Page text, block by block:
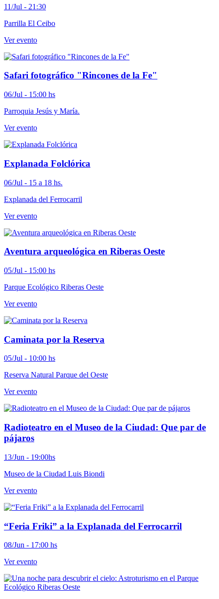
11/Jul - 21:30
Parrilla El Ceibo
Ver evento
Safari fotográfico "Rincones de la Fe"
06/Jul - 15:00 hs
Parroquia Jesús y María.
Ver evento
Explanada Folclórica
06/Jul - 15 a 18 hs.
Explanada del Ferrocarril
Ver evento
Aventura arqueológica en Riberas Oeste
05/Jul - 15:00 hs
Parque Ecológico Riberas Oeste
Ver evento
Caminata por la Reserva
05/Jul - 10:00 hs
Reserva Natural Parque del Oeste
Ver evento
Radioteatro en el Museo de la Ciudad: Que par de
pájaros
13/Jun - 19:00hs
Museo de la Ciudad Luis Biondi
Ver evento
“Feria Friki” a la Explanada del Ferrocarril
08/Jun - 17:00 hs
Ver evento